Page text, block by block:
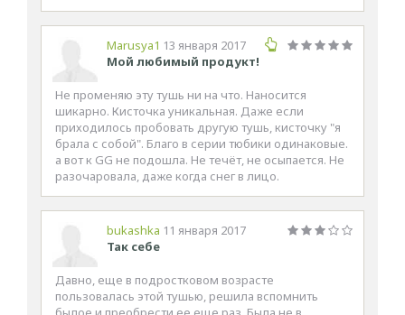
Marusya1 13 января 2017
Мой любимый продукт!
Не променяю эту тушь ни на что. Наносится
шикарно. Кисточка уникальная. Даже если
приходилось пробовать другую тушь, кисточку "я
брала с собой". Благо в серии тюбики одинаковые.
а вот к GG не подошла. Не течёт, не осыпается. Не
разочаровала, даже когда снег в лицо.
bukashka 11 января 2017
Так себе
Давно, еще в подростковом возрасте
пользовалась этой тушью, решила вспомнить